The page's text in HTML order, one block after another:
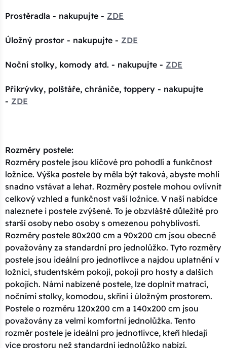
Prostěradla - nakupujte - ZDE
Úložný prostor - nakupujte - ZDE
Noční stolky, komody atd. - nakupujte - ZDE
Přikrývky, polštáře, chrániče, toppery - nakupujte
- ZDE
Rozměry postele:
Rozměry postele jsou klíčové pro pohodlí a funkčnost
ložnice. Výška postele by měla být taková, abyste mohli
snadno vstávat a lehat. Rozměry postele mohou ovlivnit
celkový vzhled a funkčnost vaší ložnice. V naší nabídce
naleznete i postele zvýšené. To je obzvláště důležité pro
starší osoby nebo osoby s omezenou pohyblivostí.
Rozměry postele 80x200 cm a 90x200 cm jsou obecně
považovány za standardní pro jednolůžko. Tyto rozměry
postele jsou ideální pro jednotlivce a najdou uplatnění v
ložnici, studentském pokoji, pokoji pro hosty a dalších
pokojích. Námi nabízené postele, lze doplnit matrací,
nočními stolky, komodou, skříní i úložným prostorem.
Postele o rozměru 120x200 cm a 140x200 cm jsou
považovány za velmi komfortní jednolůžka. Tento
rozměr postele je ideální pro jednotlivce, kteří hledají
více prostoru než standardní jednolůžko nabízí.